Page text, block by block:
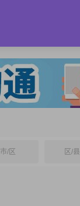
市/区 区/县